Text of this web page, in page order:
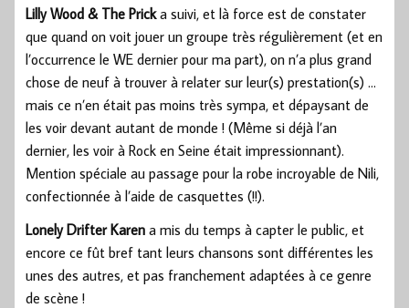
Lilly Wood & The Pricka suivi, et là force est de constater
que quand on voit jouer un groupe très régulièrement (et en
l’occurrence le WE dernier pour ma part), on n’a plus grand
chose de neuf à trouver à relater sur leur(s) prestation(s) …
mais ce n’en était pas moins très sympa, et dépaysant de
les voir devant autant de monde ! (Même si déjà l’an
dernier, les voir à Rock en Seine était impressionnant).
Mention spéciale au passage pour la robe incroyable de Nili,
confectionnée à l’aide de casquettes (!!).
Lonely Drifter Karen a mis du temps à capter le public, et
encore ce fût bref tant leurs chansons sont différentes les
unes des autres, et pas franchement adaptées à ce genre
de scène !